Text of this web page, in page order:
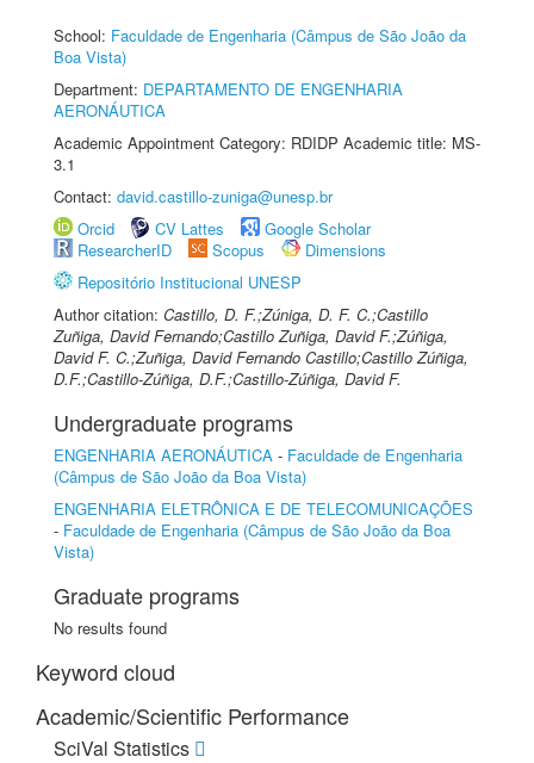
School: Faculdade de Engenharia (Câmpus de São João da
Boa Vista)
Department: DEPARTAMENTO DE ENGENHARIA
AERONÁUTICA
Academic Appointment Category: RDIDP Academic title: MS-
3.1
Contact: david.castillo-zuniga@unesp.br
Orcid
CV Lattes
Google Scholar
ResearcherID
Scopus
Dimensions
Repositório Institucional UNESP
Author citation: Castillo, D. F.;Zúniga, D. F. C.;Castillo
Zuñiga, David Fernando;Castillo Zuñiga, David F.;Zúñiga,
David F. C.;Zuñiga, David Fernando Castillo;Castillo Zúñiga,
D.F.;Castillo-Zúñiga, D.F.;Castillo-Zúñiga, David F.
Undergraduate programs
ENGENHARIA AERONÁUTICA - Faculdade de Engenharia
(Câmpus de São João da Boa Vista)
ENGENHARIA ELETRÔNICA E DE TELECOMUNICAÇÕES
- Faculdade de Engenharia (Câmpus de São João da Boa
Vista)
Graduate programs
No results found
Keyword cloud
Academic/Scientific Performance
SciVal Statistics